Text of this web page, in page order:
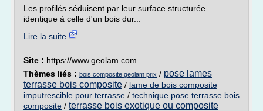
Les profilés séduisent par leur surface structurée
identique à celle d'un bois dur...
Lire la suite
Site : https://www.geolam.com
Thèmes liés : bois composite geolam prix / pose lames
terrasse bois composite / lame de bois composite
imputrescible pour terrasse / technique pose terrasse bois
composite / terrasse bois exotique ou composite